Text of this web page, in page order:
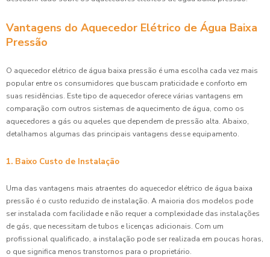
Vantagens do Aquecedor Elétrico de Água Baixa
Pressão
O aquecedor elétrico de água baixa pressão é uma escolha cada vez mais
popular entre os consumidores que buscam praticidade e conforto em
suas residências. Este tipo de aquecedor oferece várias vantagens em
comparação com outros sistemas de aquecimento de água, como os
aquecedores a gás ou aqueles que dependem de pressão alta. Abaixo,
detalhamos algumas das principais vantagens desse equipamento.
1. Baixo Custo de Instalação
Uma das vantagens mais atraentes do aquecedor elétrico de água baixa
pressão é o custo reduzido de instalação. A maioria dos modelos pode
ser instalada com facilidade e não requer a complexidade das instalações
de gás, que necessitam de tubos e licenças adicionais. Com um
profissional qualificado, a instalação pode ser realizada em poucas horas,
o que significa menos transtornos para o proprietário.